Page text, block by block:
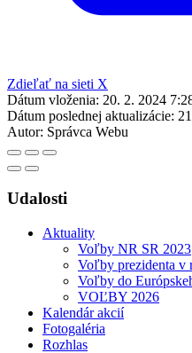
Zdieľať na sieti X
Dátum vloženia: 20. 2. 2024
Dátum poslednej aktualizácie:
Autor: Správca Webu
Udalosti
Aktuality
Voľby NR SR 2023
Voľby prezidenta v
Voľby do
VOĽBY 2026
Kalendár akcií
Fotogaléria
Rozhlas